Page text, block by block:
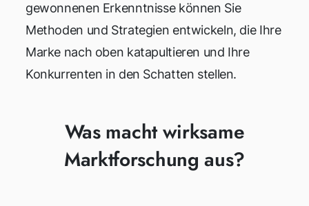
gewonnenen Erkenntnisse können Sie
Methoden und Strategien entwickeln, die Ihre
Marke nach oben katapultieren und Ihre
Konkurrenten in den Schatten stellen.
Was macht wirksame
Marktforschung aus?